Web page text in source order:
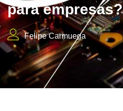
para empresas?
Felipe Carmuega